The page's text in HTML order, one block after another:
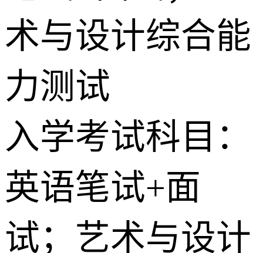
术与设计综合能
力测试
入学考试科目：
英语笔试+面
试；艺术与设计